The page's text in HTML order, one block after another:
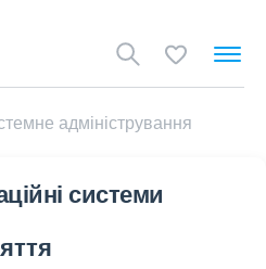
адміністрування
системи